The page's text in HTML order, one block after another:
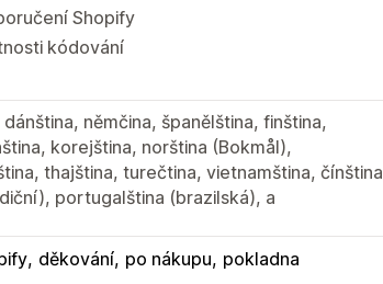
Shopify
kódování
němčina, španělština, finština,
korejština, norština (Bokmål),
thajština, turečtina, vietnamština, čínština
portugalština (brazilská), a
děkování po nákupu pokladna